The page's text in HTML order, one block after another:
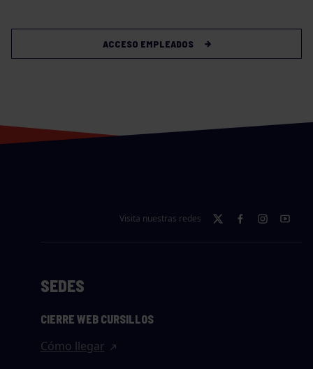
ACCESO EMPLEADOS
Visita nuestras redes
SEDES
CIERRE WEB CURSILLOS
Cómo llegar